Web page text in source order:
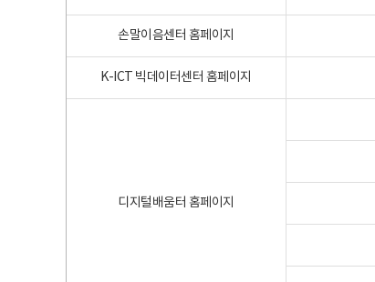
손말이음센터 홈페이지
K-ICT 빅데이터센터 홈페이지
디지털배움터 홈페이지